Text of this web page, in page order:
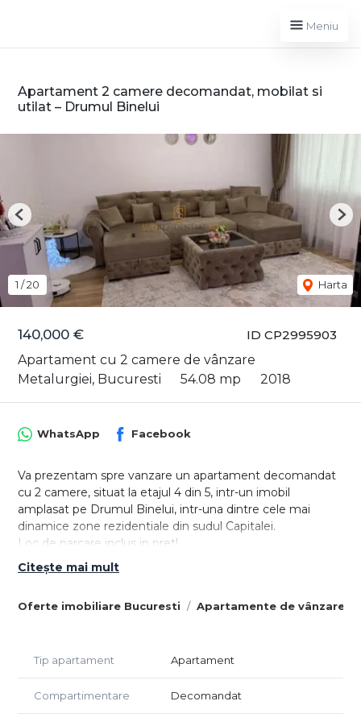
Meniu
Apartament 2 camere decomandat, mobilat si
utilat – Drumul Binelui
ID CP2995903
140,000 €
Apartament cu 2 camere de vânzare
Metalurgiei, Bucuresti
54.08 mp 2018
1 /20 Harta
Previous
Oferte imobiliare Bucuresti Apartamente de vânzare
WhatsApp Facebook
Va prezentam spre vanzare un apartament decomandat
cu 2 camere, situat la etajul 4 din 5, intr-un imobil
amplasat pe Drumul Binelui, intr-una dintre cele mai
dinamice zone rezidentiale din sudul Capitalei.
Loc de parcare inclus in pret!
Locuinta beneficiaza de o suprafata utila de 47.46 mp, la
care se adauga un balcon de 6.62 mp, rezultand o
organizat, potrivit atat pentru locuire proprie, cat si pentru
Compartimentarea este decomandata si eficienta, cu
delimitare clara a zonelor de zi si de noapte:
- Living: 18.01 mp
Citește mai mult
Tip apartament Apartament
Compartimentare Decomandat